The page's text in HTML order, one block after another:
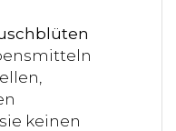
keinen